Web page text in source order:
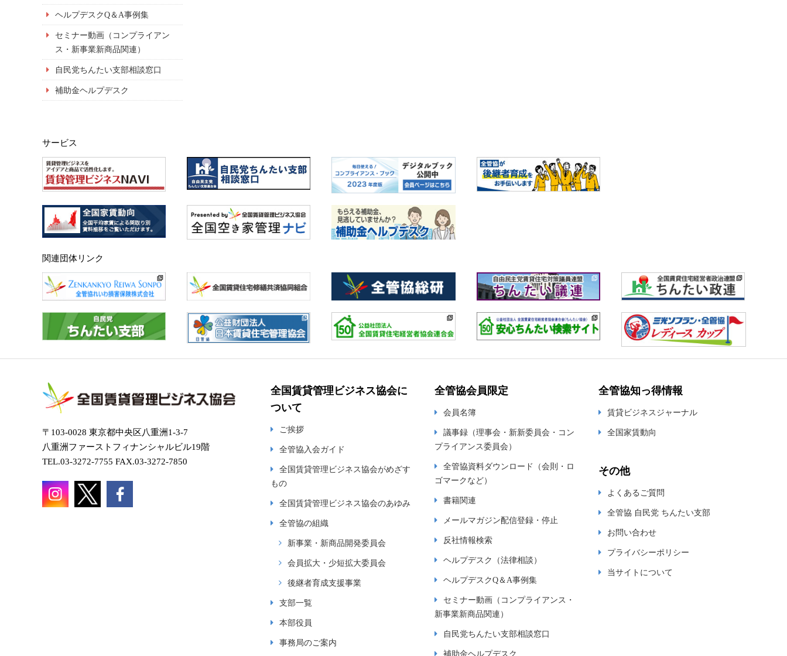
ヘルプデスクQ＆A事例集
セミナー動画（コンプライアン
ス・新事業新商品関連）
自民党ちんたい支部相談窓口
補助金ヘルプデスク
サービス
関連団体リンク
〒103-0028 東京都中央区八重洲1-3-7
八重洲ファーストフィナンシャルビル19階
TEL.03-3272-7755 FAX.03-3272-7850
全国賃貸管理ビジネス協会に
ついて
ご挨拶
全管協入会ガイド
全国賃貸管理ビジネス協会がめざす
もの
全国賃貸管理ビジネス協会のあゆみ
全管協の組織
新事業・新商品開発委員会
会員拡大・少短拡大委員会
後継者育成支援事業
支部一覧
本部役員
事務局のご案内
全管協会員限定
会員名簿
議事録（理事会・新新委員会・コン
プライアンス委員会）
全管協資料ダウンロード（会則・ロ
ゴマークなど）
書籍関連
メールマガジン配信登録・停止
反社情報検索
ヘルプデスク（法律相談）
ヘルプデスクQ＆A事例集
セミナー動画（コンプライアンス・
新事業新商品関連）
自民党ちんたい支部相談窓口
補助金ヘルプデスク
全管協知っ得情報
賃貸ビジネスジャーナル
全国家賃動向
その他
よくあるご質問
全管協 自民党 ちんたい支部
お問い合わせ
プライバシーポリシー
当サイトについて